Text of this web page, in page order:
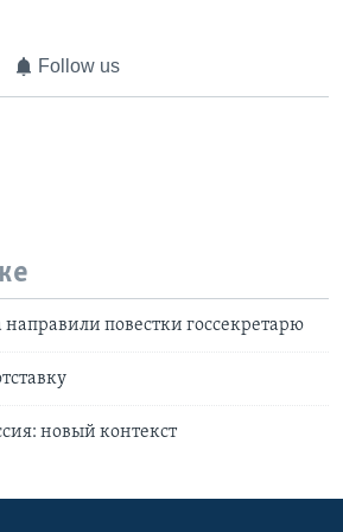
Follow us
повестки госсекретарю
новый контекст